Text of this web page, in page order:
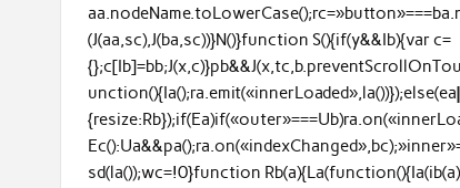
(J(aa,sc),J(ba,sc))}N()}function S(){if(y&&Ib){var c=
sd(la());wc=!0}function